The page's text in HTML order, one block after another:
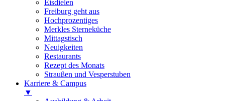
Eisdielen
Freiburg geht aus
Hochprozentiges
Merkles Sterneküche
Mittagstisch
Neuigkeiten
Restaurants
Rezept des Monats
Straußen und Vesperstuben
Karriere & Campus
▼